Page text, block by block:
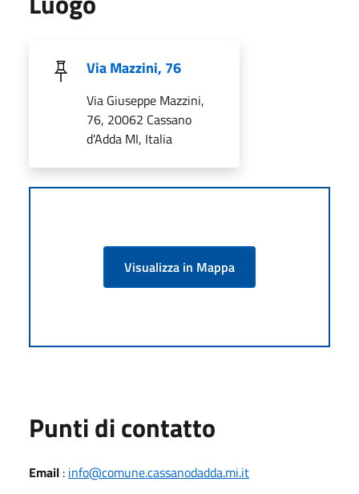
Via Mazzini, 76
Via Giuseppe Mazzini,
76, 20062 Cassano
d'Adda MI, Italia
Visualizza in Mappa
Punti di contatto
Email : info@comune.cassanodadda.mi.it